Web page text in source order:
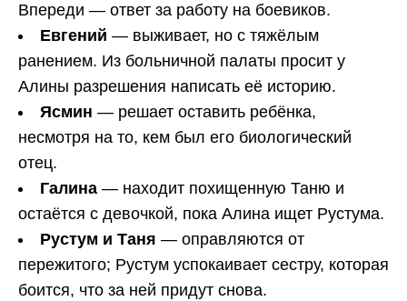
Впереди — ответ за работу на боевиков.
Евгений — выживает, но с тяжёлым
ранением. Из больничной палаты просит у
Алины разрешения написать её историю.
Ясмин — решает оставить ребёнка,
несмотря на то, кем был его биологический
отец.
Галина — находит похищенную Таню и
остаётся с девочкой, пока Алина ищет Рустума.
Рустум и Таня — оправляются от
пережитого; Рустум успокаивает сестру, которая
боится, что за ней придут снова.